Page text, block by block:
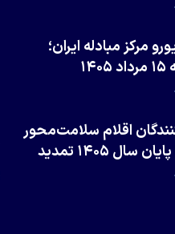
مرکز مبادله ایران؛
اقلام سلامت‌محور
از اوراق گام تا پایان سال ۱۴۰۵ تمدید